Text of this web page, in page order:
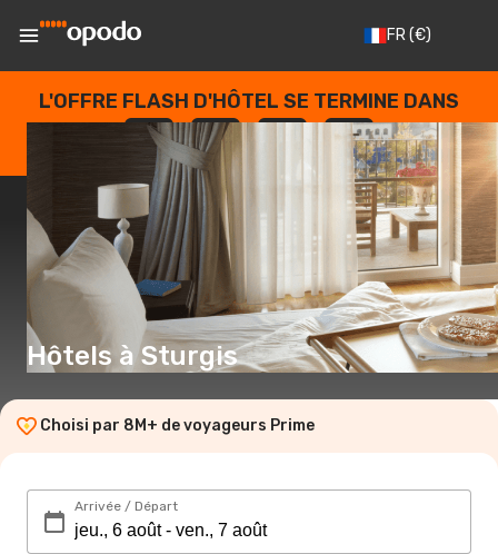
FR(€)
L'OFFRE FLASH D'HÔTEL SE TERMINE DANS
--
JOURS
: --
HEURES
: --
SECONDES
Hôtels à Sturgis
Choisi par 8M+ de voyageurs Prime
Arrivée / Départ